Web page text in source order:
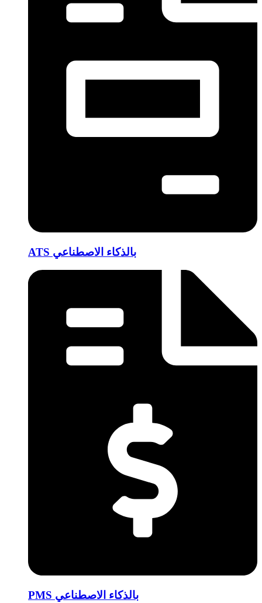
ATS بالذكاء الاصطناعي
PMS بالذكاء الاصطناعي